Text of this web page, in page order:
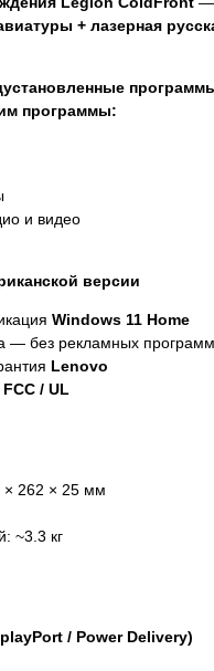
+ лазерная
программы:
и видео
версии
Windows 11 Home
— без рекламных программ
Lenovo
FCC / UL
× 262 × 25 мм
~3.3 кг
/ Power Delivery)